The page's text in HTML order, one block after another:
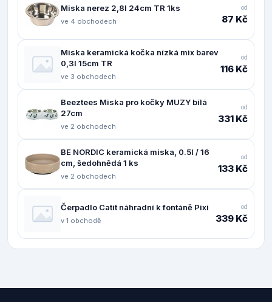
Miska nerez 2,8l 24cm TR 1ks
ve 4 obchodech
od
87 Kč
Miska keramická kočka nízká mix barev
0,3l 15cm TR
ve 3 obchodech
od
116 Kč
Beeztees Miska pro kočky MUZY bílá
27cm
ve 2 obchodech
od
331 Kč
BE NORDIC keramická miska, 0.5l / 16
cm, šedohnědá 1 ks
ve 2 obchodech
od
133 Kč
Čerpadlo Catit náhradní k fontáně Pixi
v 1 obchodě
od
339 Kč